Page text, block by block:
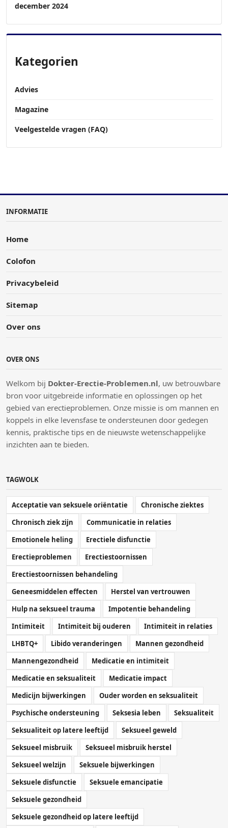
december 2024
Kategorien
Advies
Magazine
Veelgestelde vragen (FAQ)
INFORMATIE
Home
Colofon
Privacybeleid
Sitemap
Over ons
OVER ONS
Welkom bij Dokter-Erectie-Problemen.nl, uw betrouwbare
bron voor uitgebreide informatie en oplossingen op het
gebied van erectieproblemen. Onze missie is om mannen en
koppels in elke levensfase te ondersteunen door gedegen
kennis, praktische tips en de nieuwste wetenschappelijke
inzichten aan te bieden.
TAGWOLK
Acceptatie van seksuele oriëntatie
Chronische ziektes
Chronisch ziek zijn
Communicatie in relaties
Emotionele heling
Erectiele disfunctie
Erectieproblemen
Erectiestoornissen
Erectiestoornissen behandeling
Geneesmiddelen effecten
Herstel van vertrouwen
Hulp na seksueel trauma
Impotentie behandeling
Intimiteit
Intimiteit bij ouderen
Intimiteit in relaties
LHBTQ+
Libido veranderingen
Mannen gezondheid
Mannengezondheid
Medicatie en intimiteit
Medicatie en seksualiteit
Medicatie impact
Medicijn bijwerkingen
Ouder worden en seksualiteit
Psychische ondersteuning
Seksesia leben
Seksualiteit
Seksualiteit op latere leeftijd
Seksueel geweld
Seksueel misbruik
Seksueel misbruik herstel
Seksueel welzijn
Seksuele bijwerkingen
Seksuele disfunctie
Seksuele emancipatie
Seksuele gezondheid
Seksuele gezondheid op latere leeftijd